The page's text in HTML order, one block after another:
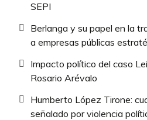
SEPI
Berlanga y su papel en la
a empresas públicas
Impacto político del caso
Rosario Arévalo
Humberto López Tirone:
señalado por violencia